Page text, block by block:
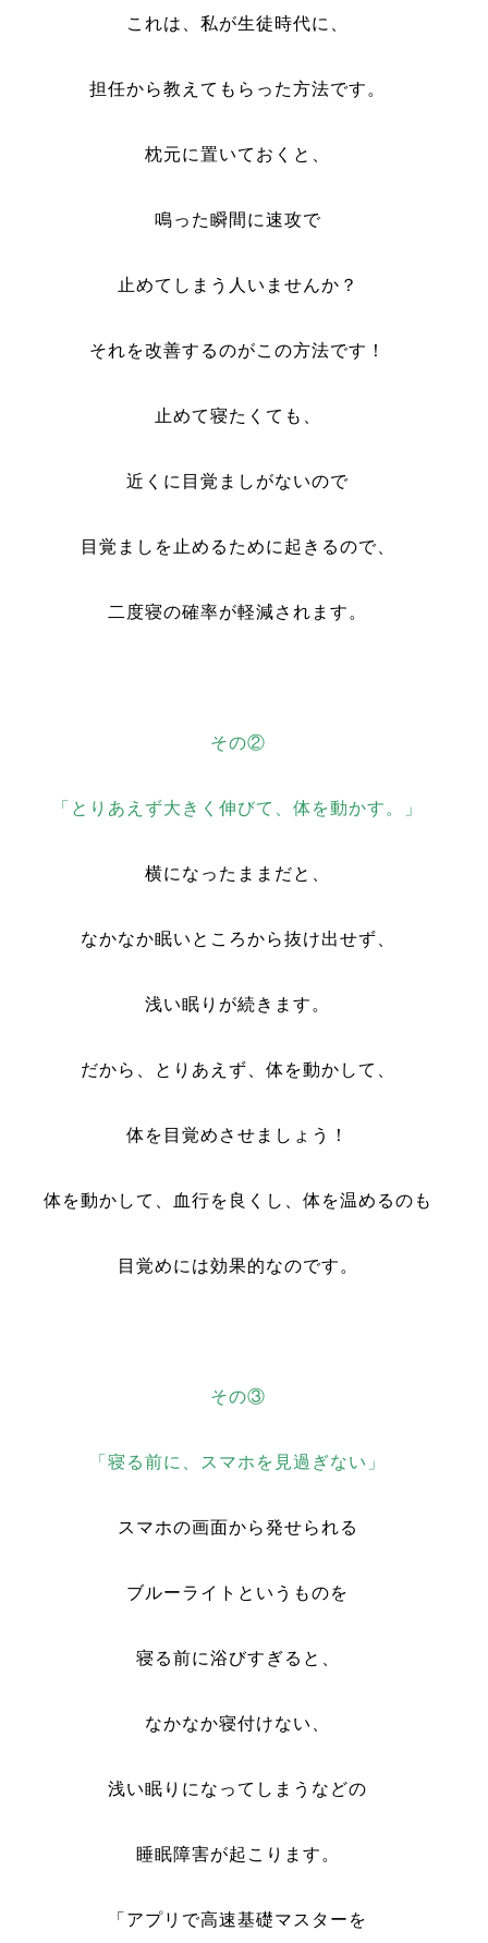
これは、私が生徒時代に、
担任から教えてもらった方法です。
枕元に置いておくと、
鳴った瞬間に速攻で
止めてしまう人いませんか？
それを改善するのがこの方法です！
止めて寝たくても、
近くに目覚ましがないので
目覚ましを止めるために起きるので、
二度寝の確率が軽減されます。
その②
「とりあえず大きく伸びて、体を動かす。」
横になったままだと、
なかなか眠いところから抜け出せず、
浅い眠りが続きます。
だから、とりあえず、体を動かして、
体を目覚めさせましょう！
体を動かして、血行を良くし、体を温めるのも
目覚めには効果的なのです。
その③
「寝る前に、スマホを見過ぎない」
スマホの画面から発せられる
ブルーライトというものを
寝る前に浴びすぎると、
なかなか寝付けない、
浅い眠りになってしまうなどの
睡眠障害が起こります。
「アプリで高速基礎マスターを